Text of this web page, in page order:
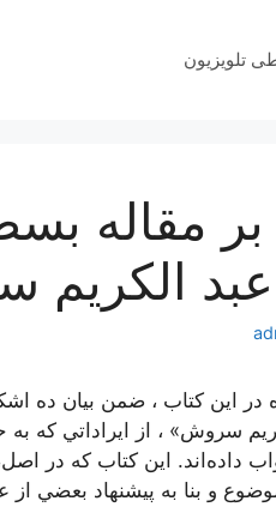
تلویزیون
مقاله
اين‌ كتاب‌ ، ضمن‌ بيان‌ ده‌
سروش‌» ، از ايراداتي‌ كه‌
داده‌اند. اين‌ كتاب‌ كه‌ در
و بنا به‌ پيشنهاد بعضي‌